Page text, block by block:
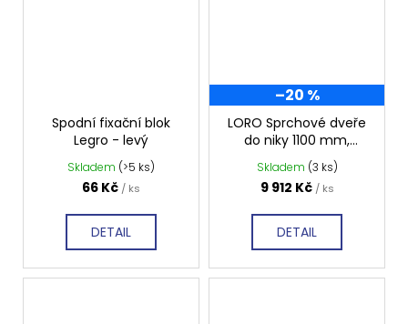
Spodní fixační blok
Legro - levý
Skladem (>5 ks)
66 Kč / ks
DETAIL
–20 %
LORO Sprchové dveře
do niky 1100 mm,
dvoukřídlé, čiré sklo,
GN4311
Skladem (3 ks)
9 912 Kč / ks
DETAIL